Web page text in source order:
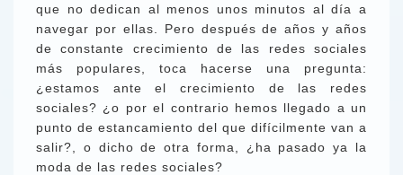
que no dedican al menos unos minutos al día a
navegar por ellas. Pero después de años y años
de constante crecimiento de las redes sociales
más populares, toca hacerse una pregunta:
¿estamos ante el crecimiento de las redes
sociales? ¿o por el contrario hemos llegado a un
punto de estancamiento del que difícilmente van a
salir?, o dicho de otra forma, ¿ha pasado ya la
moda de las redes sociales?